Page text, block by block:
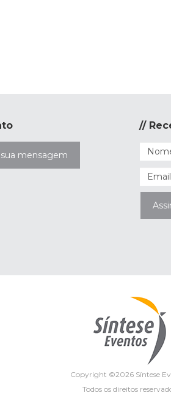
mensagem
//
Copyright ©2026 Síntese
Todos os direitos